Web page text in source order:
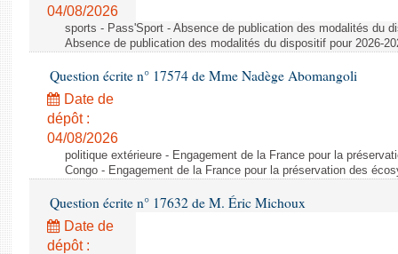
04/08/2026
sports - Pass'Sport - Absence de publication des modalités du
Absence de publication des modalités du dispositif pour 2026-
Question écrite n° 17574 de Mme Nadège Abomangoli
Date de
dépôt :
04/08/2026
politique extérieure - Engagement de la France pour la
Congo - Engagement de la France pour la préservation des
Question écrite n° 17632 de M. Éric Michoux
Date de
dépôt :